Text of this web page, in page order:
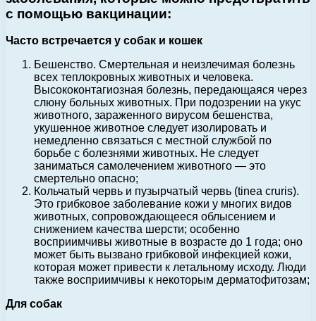
с помощью вакцинации:
Часто встречается у собак и кошек
Бешенство. Смертельная и неизлечимая болезнь
всех теплокровных животных и человека.
Высококонтагиозная болезнь, передающаяся через
слюну больных животных. При подозрении на укус
животного, зараженного вирусом бешенства,
укушенное животное следует изолировать и
немедленно связаться с местной службой по
борьбе с болезнями животных. Не следует
заниматься самолечением животного — это
смертельно опасно;
Кольчатый червь и пузырчатый червь (tinea cruris).
Это грибковое заболевание кожи у многих видов
животных, сопровождающееся облысением и
снижением качества шерсти; особенно
восприимчивы животные в возрасте до 1 года; оно
может быть вызвано грибковой инфекцией кожи,
которая может привести к летальному исходу. Люди
также восприимчивы к некоторым дерматофитозам;
Для собак